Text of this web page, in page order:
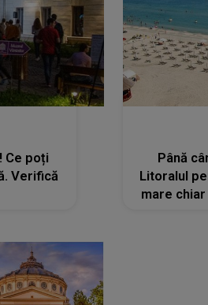
Ce poți
Verifică
Până
Litoralul
mare